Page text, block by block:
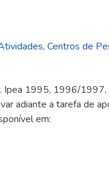
,Centros de
Ipea 1995, 1996/
adiante a tarefa de
em: